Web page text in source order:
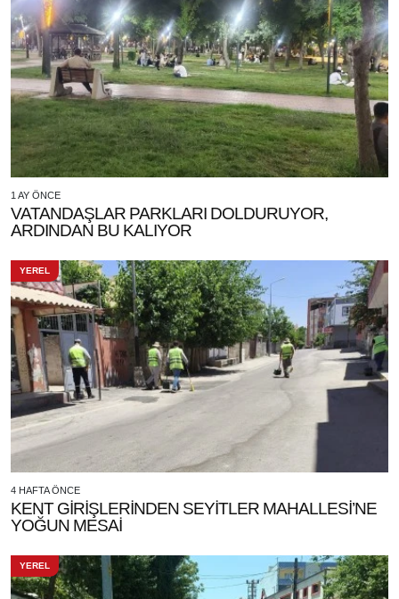
1 AY ÖNCE
VATANDAŞLAR PARKLARI DOLDURUYOR,
ARDINDAN BU KALIYOR
YEREL
4 HAFTA ÖNCE
KENT GİRİŞLERİNDEN SEYİTLER MAHALLESİ’NE
YOĞUN MESAİ
YEREL